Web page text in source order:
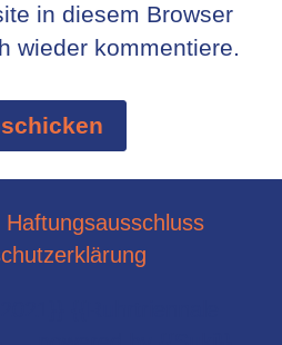
in diesem Browser
wieder kommentiere.
Haftungsausschluss